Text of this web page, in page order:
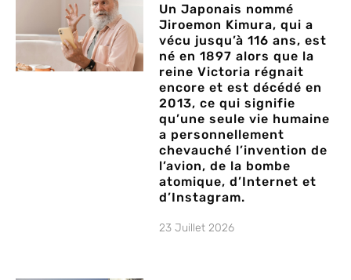
Un Japonais nommé
Jiroemon Kimura, qui a
vécu jusqu’à 116 ans, est
né en 1897 alors que la
reine Victoria régnait
encore et est décédé en
2013, ce qui signifie
qu’une seule vie humaine
a personnellement
chevauché l’invention de
l’avion, de la bombe
atomique, d’Internet et
d’Instagram.
23 Juillet 2026